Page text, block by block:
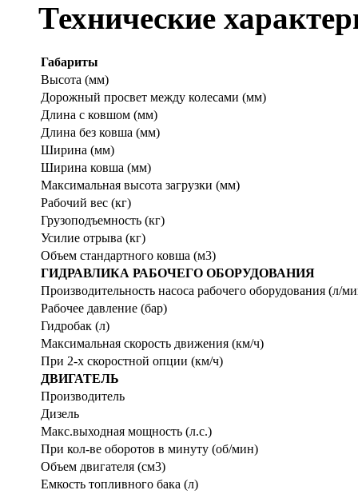
Технические
Габариты
Высота (мм)
Дорожный просвет между колесами (мм)
Длина с ковшом (мм)
Длина без ковша (мм)
Ширина (мм)
Ширина ковша (мм)
Максимальная высота загрузки (мм)
Рабочий вес (кг)
Грузоподъемность (кг)
Усилие отрыва (кг)
Объем стандартного ковша (м3)
ГИДРАВЛИКА РАБОЧЕГО ОБОРУДОВАНИЯ
Производительность насоса рабочего оборудования (л/
Рабочее давление (бар)
Гидробак (л)
Максимальная скорость движения (км/ч)
При 2-х скоростной опции (км/ч)
ДВИГАТЕЛЬ
Производитель
Дизель
Макс.выходная мощность (л.с.)
При кол-ве оборотов в минуту (об/мин)
Объем двигателя (см3)
Емкость топливного бака (л)